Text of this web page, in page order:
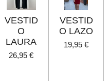
VESTID
O
LAURA
26,95 €
VESTID
O LAZO
19,95 €